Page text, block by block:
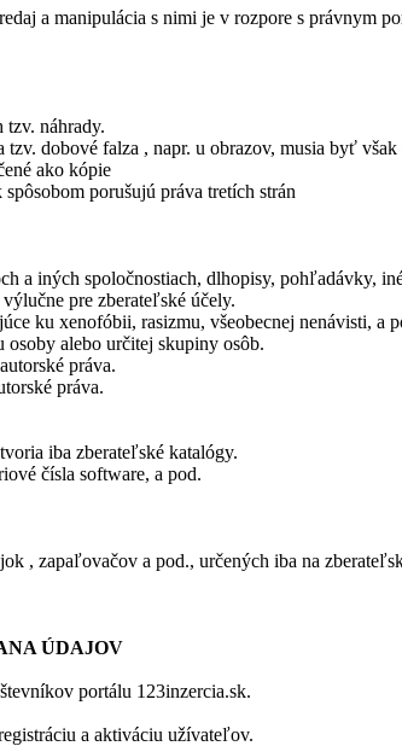
a manipulácia s nimi je v rozpore s právnym
tzv. náhrady.
dobové falza , napr. u obrazov, musia byť však
ako kópie
porušujú práva tretích strán
a iných spoločnostiach, dlhopisy, pohľadávky,
pre zberateľské účely.
ku xenofóbii, rasizmu, všeobecnej nenávisti, a
alebo určitej skupiny osôb.
práva.
práva.
iba zberateľské katalógy.
čísla software, a pod.
, zapaľovačov a pod., určených iba na
ÚDAJOV
portálu 123inzercia.sk.
a aktiváciu užívateľov.